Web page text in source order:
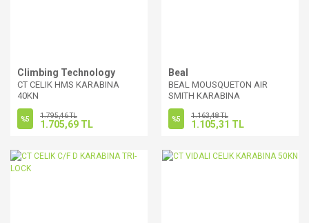
Climbing Technology
CT CELIK HMS KARABINA
40KN
%5 1.795,46 TL
1.705,69 TL
Beal
BEAL MOUSQUETON AIR
SMITH KARABINA
%5 1.163,48 TL
1.105,31 TL